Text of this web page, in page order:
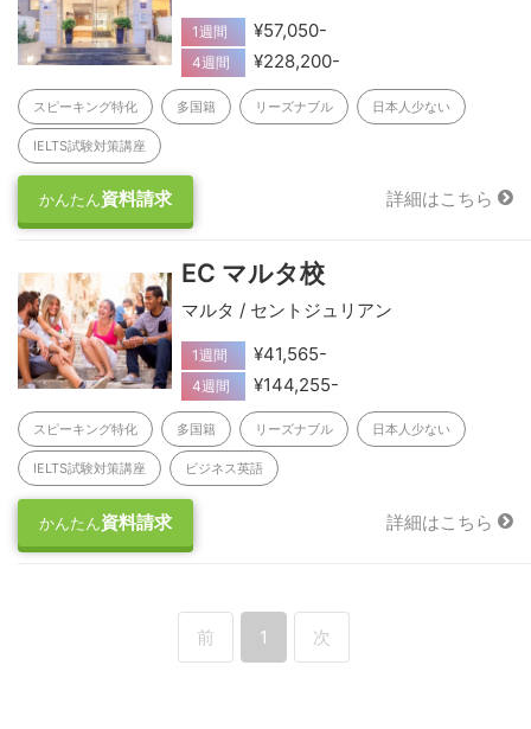
1週間 ¥57,050-
4週間 ¥228,200-
スピーキング特化 多国籍 リーズナブル 日本人少ない
IELTS試験対策講座
かんたん資料請求 詳細はこちら
EC マルタ校
マルタ / セントジュリアン
1週間 ¥41,565-
4週間 ¥144,255-
スピーキング特化 多国籍 リーズナブル 日本人少ない
IELTS試験対策講座 ビジネス英語
かんたん資料請求 詳細はこちら
前 1 次